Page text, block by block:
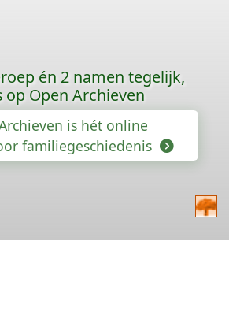
én 2 namen tegelijk,
op Open Archieven
is hét online
familiegeschiedenis